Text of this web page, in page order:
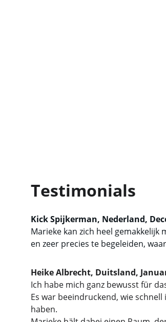
Testimonials
Kick Spijkerman, Nederland,
Marieke kan zich heel
en zeer precies te begeleiden,
Heike Albrecht, Duitsland,
Ich habe mich ganz bewusst für
Es war beeindruckend, wie
haben.